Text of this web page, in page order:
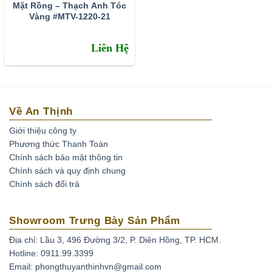
Ở Việt Nam đá thạch anh tóc vàng phân bố khá ít. Thông
tại VN đá còn kéo mây và tạm chất bên trong còn nhiều
chưa đủ độ để làm sản phẩm trang sức! Nguồn đá thạch
anh tóc xuất hiện nhiều tại VN chủ yếu là đá nhập khẩu từ
Mặt Rồng – Thạch Anh Tóc
Vàng #MTV-1220-21
Liên Hệ
Về An Thịnh
Giới thiệu công ty
Phương thức Thanh Toán
Chính sách bảo mật thông tin
Chính sách và quy định chung
Chính sách đổi trả
Showroom Trưng Bày Sản Phẩm
Địa chỉ: Lầu 3, 496 Đường 3/2, P. Diên Hồng, TP. HCM.
Hotline: 0911.99.3399
Email: phongthuyanthinhvn@gmail.com